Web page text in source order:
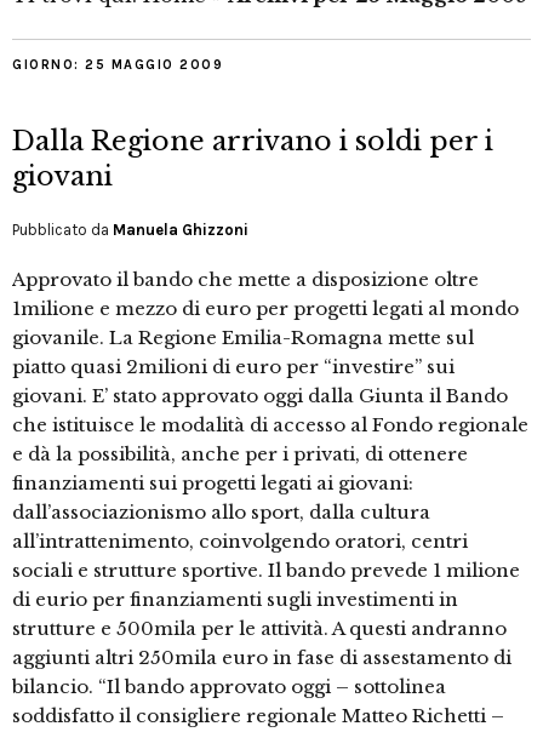
GIORNO: 25 MAGGIO 2009
Dalla Regione arrivano i soldi per i
giovani
Pubblicato da Manuela Ghizzoni
Approvato il bando che mette a disposizione oltre
1milione e mezzo di euro per progetti legati al mondo
giovanile. La Regione Emilia-Romagna mette sul
piatto quasi 2milioni di euro per “investire” sui
giovani. E’ stato approvato oggi dalla Giunta il Bando
che istituisce le modalità di accesso al Fondo regionale
e dà la possibilità, anche per i privati, di ottenere
finanziamenti sui progetti legati ai giovani:
dall’associazionismo allo sport, dalla cultura
all’intrattenimento, coinvolgendo oratori, centri
sociali e strutture sportive. Il bando prevede 1 milione
di eurio per finanziamenti sugli investimenti in
strutture e 500mila per le attività. A questi andranno
aggiunti altri 250mila euro in fase di assestamento di
bilancio. “Il bando approvato oggi – sottolinea
soddisfatto il consigliere regionale Matteo Richetti –